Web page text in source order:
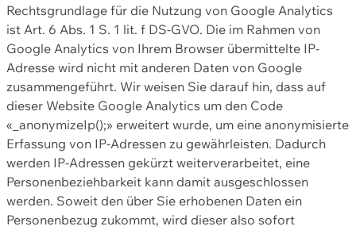
Rechtsgrundlage für die Nutzung von Google Analytics
ist Art. 6 Abs. 1 S. 1 lit. f DS-GVO. Die im Rahmen von
Google Analytics von Ihrem Browser übermittelte IP-
Adresse wird nicht mit anderen Daten von Google
zusammengeführt. Wir weisen Sie darauf hin, dass auf
dieser Website Google Analytics um den Code
«_anonymizeIp();» erweitert wurde, um eine anonymisierte
Erfassung von IP-Adressen zu gewährleisten. Dadurch
werden IP-Adressen gekürzt weiterverarbeitet, eine
Personenbeziehbarkeit kann damit ausgeschlossen
werden. Soweit den über Sie erhobenen Daten ein
Personenbezug zukommt, wird dieser also sofort